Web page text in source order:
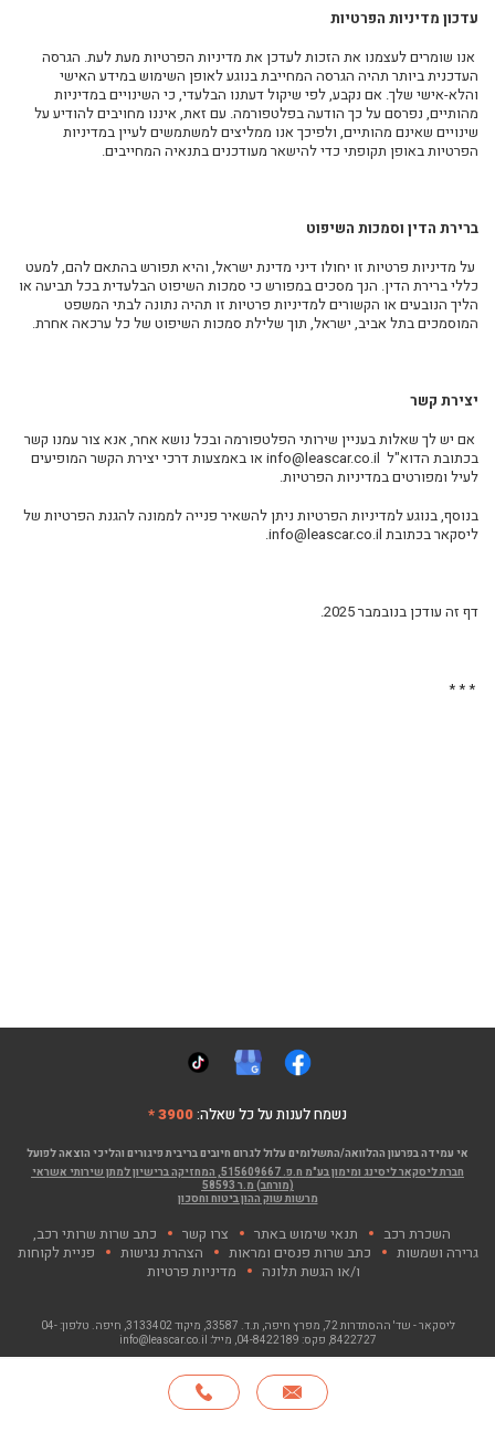
צרו קשר
עדכון מדיניות הפרטיות
אנו שומרים לעצמנו את הזכות לעדכן את מדיניות הפרטיות מעת לעת. הגרסה
העדכנית ביותר תהיה הגרסה המחייבת בנוגע לאופן השימוש במידע האישי
והלא-אישי שלך. אם נקבע, לפי שיקול דעתנו הבלעדי, כי השינויים במדיניות
מהותיים, נפרסם על כך הודעה בפלטפורמה. עם זאת, איננו מחויבים להודיע על
שינויים שאינם מהותיים, ולפיכך אנו ממליצים למשתמשים לעיין במדיניות
הפרטיות באופן תקופתי כדי להישאר מעודכנים בתנאיה המחייבים.
ברירת הדין וסמכות השיפוט
על מדיניות פרטיות זו יחולו דיני מדינת ישראל, והיא תפורש בהתאם להם, למעט
כללי ברירת הדין. הנך מסכים במפורש כי סמכות השיפוט הבלעדית בכל תביעה או
הליך הנובעים או הקשורים למדיניות פרטיות זו תהיה נתונה לבתי המשפט
המוסמכים בתל אביב, ישראל, תוך שלילת סמכות השיפוט של כל ערכאה אחרת.
יצירת קשר
אם יש לך שאלות בעניין שירותי הפלטפורמה ובכל נושא אחר, אנא צור עמנו קשר
בכתובת הדוא"ל
או באמצעות דרכי יצירת הקשר המופיעים
לעיל ומפורטים במדיניות הפרטיות.
בנוסף, בנוגע למדיניות הפרטיות ניתן להשאיר פנייה לממונה להגנת הפרטיות של
ליסקארבכתובת info@leascar.co.il.
דף זה עודכן בנובמבר
* * *
נשמח לענות על כל שאלה:3900 *
אי עמידה בפרעון ההלוואה/התשלומים עלול לגרום חיובים בריבית פיגורים והליכי הוצאה לפועל
חברת ליסקאר ליסינג ומימון בע"מ ח.פ. 515609667, המחזיקה ברישיון למתן שירותי אשראי
(מורחב) מ.ר 58593
מרשות שוק ההון ביטוח וחסכון
השכרת רכב תנאי שימוש באתר צרו קשר
כתב שרות שרותי רכב,
גרירה ושמשות
כתב שרות פנסים ומראות הצהרת נגישות
פניית לקוחות
ו/או הגשת תלונה
מדיניות פרטיות
ליסקאר - שד' ההסתדרות 72, מפרץ חיפה , ת.ד. 33587, מיקוד 3133402, חיפה. טלפון:
04-
8422727, פקס: 04-8422189, מייל: info@leascar.co.il
© כל הזכויות שמורות לליסקאר בע"מ 2026
האתר פותח ע"י NGSOFT, קישור יפתח בחלון חדש"